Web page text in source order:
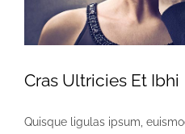
Cras Ultricies Et Ibhi
Quisque ligulas ipsum,